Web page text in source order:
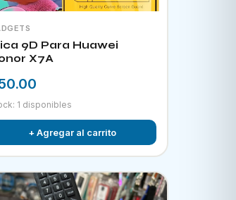
9D Para Huawei
X7A
1 disponibles
+ Agregar al carrito